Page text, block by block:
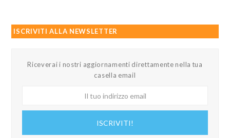
ISCRIVITI ALLA NEWSLETTER
Riceverai i nostri aggiornamenti direttamente nella tua
casella email
ISCRIVITI!